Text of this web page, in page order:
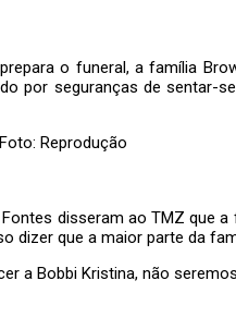
o funeral, a família
por seguranças de
disseram ao TMZ que
dizer que a maior parte da
a Bobbi Kristina, não